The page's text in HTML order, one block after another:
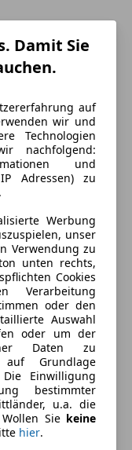
km (komb.)
Damit Sie
auf
wir und
Technologien
nachfolgend:
und
Adressen) zu
Werbung
unser
Verwendung zu
unten rechts,
Cookies
Verarbeitung
oder den
Auswahl
oder um der
Daten zu
Grundlage
Einwilligung
bestimmter
u.a. die
Sie keine
hier.